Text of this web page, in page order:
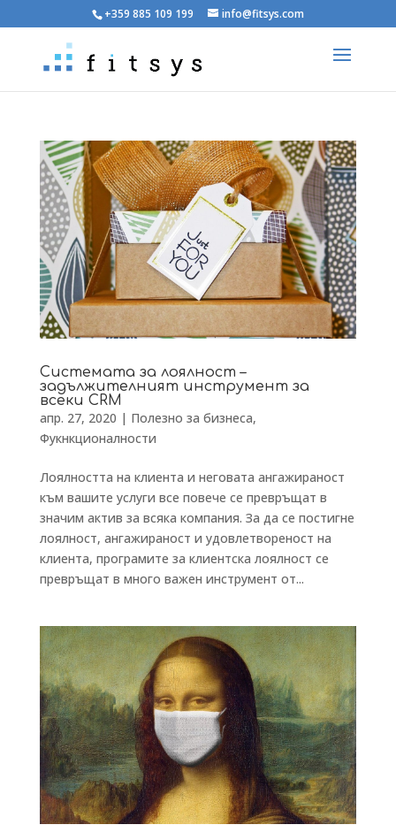
+359 885 109 199 info@fitsys.com
Системата за лоялност –
задължителният инструмент за
всеки CRM
апр. 27, 2020 | Полезно за бизнеса,
Фукнкционалности
Лоялността на клиента и неговата ангажираност
към вашите услуги все повече се превръщат в
значим актив за всяка компания. За да се постигне
лоялност, ангажираност и удовлетвореност на
клиента, програмите за клиентска лоялност се
превръщат в много важен инструмент от...